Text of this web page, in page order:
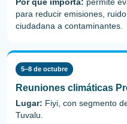
Por qué importa: permite
para reducir emisiones,
ciudadana a contaminantes.
5–8 de octubre
Reuniones climáticas
Lugar: Fiyi, con segmento
Tuvalu.